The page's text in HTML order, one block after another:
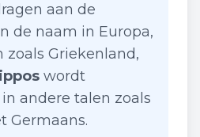
aan de
de naam in Europa,
zoals Griekenland,
wordt
andere talen zoals
Germaans.